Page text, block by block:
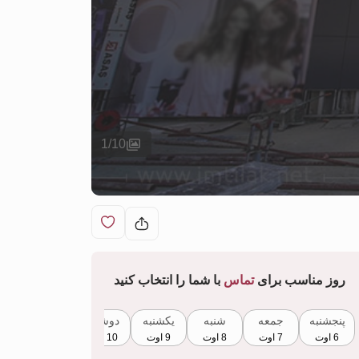
1 /10
روز مناسب برایتماس با شما را انتخاب کنید
پنجشنبه
6 اوت
جمعه
7 اوت
شنبه
8 اوت
یکشنبه
9 اوت
دوشنبه
10 اوت